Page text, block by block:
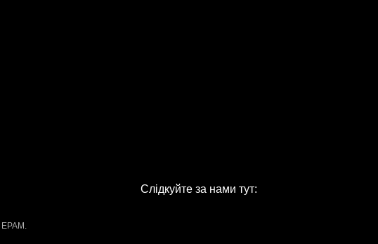
EPAM .
Слідкуйте за нами тут: